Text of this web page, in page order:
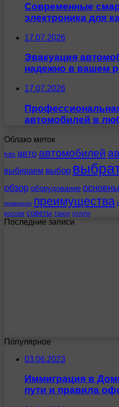
Современные
электроника для
17.07.2026
Эвакуация
надежно в вашем
17.07.2026
автомобилей в
Облако меток
hits авто автомобилей
выбираем выбор
обзор оборудование
правильно преимущества
россии советы такси услуги
Последние записи
Популярное
03.06.2023
Иммиграция в
пути и правила